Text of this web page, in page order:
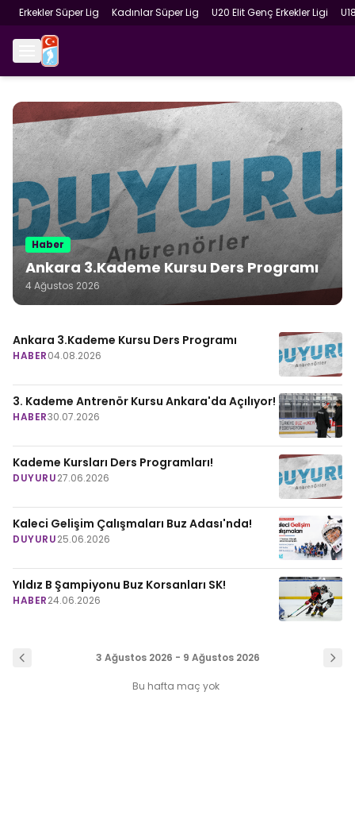
Erkekler Süper Lig Kadınlar Süper Lig U20 Elit Genç Erkekler Ligi
Haber
Ankara 3.Kademe Kursu Ders Programı
4 Ağustos 2026
Ankara 3.Kademe Kursu Ders Programı
HABER04.08.2026
3. Kademe Antrenör Kursu Ankara'da Açılıyor!
HABER30.07.2026
Kademe Kursları Ders Programları!
DUYURU27.06.2026
Kaleci Gelişim Çalışmaları Buz Adası'nda!
DUYURU25.06.2026
Yıldız B Şampiyonu Buz Korsanları SK!
HABER24.06.2026
3 Ağustos 2026 - 9 Ağustos 2026
Bu hafta maç yok